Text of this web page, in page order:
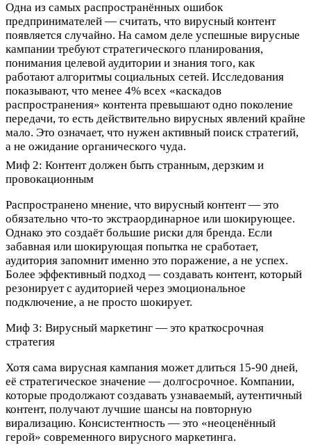
Одна из самых распространённых ошибок
предпринимателей — считать, что вирусный контент
появляется случайно. На самом деле успешные вирусные
кампании требуют стратегического планирования,
понимания целевой аудитории и знания того, как
работают алгоритмы социальных сетей. Исследования
показывают, что менее 4% всех «каскадов
распространения» контента превышают одно поколение
передачи, то есть действительно вирусных явлений крайне
мало. Это означает, что нужен активный поиск стратегий,
а не ожидание органического чуда.​
Миф 2: Контент должен быть странным, дерзким и
провокационным
Распространено мнение, что вирусный контент — это
обязательно что-то экстраординарное или шокирующее.
Однако это создаёт большие риски для бренда. Если
забавная или шокирующая попытка не сработает,
аудитория запомнит именно это поражение, а не успех.
Более эффективный подход — создавать контент, который
резонирует с аудиторией через эмоциональное
подключение, а не просто шокирует.​
Миф 3: Вирусный маркетинг — это краткосрочная
стратегия
Хотя сама вирусная кампания может длиться 15-90 дней,
её стратегическое значение — долгосрочное. Компании,
которые продолжают создавать узнаваемый, аутентичный
контент, получают лучшие шансы на повторную
вирализацию. Консистентность — это «неоценённый
герой» современного вирусного маркетинга.​